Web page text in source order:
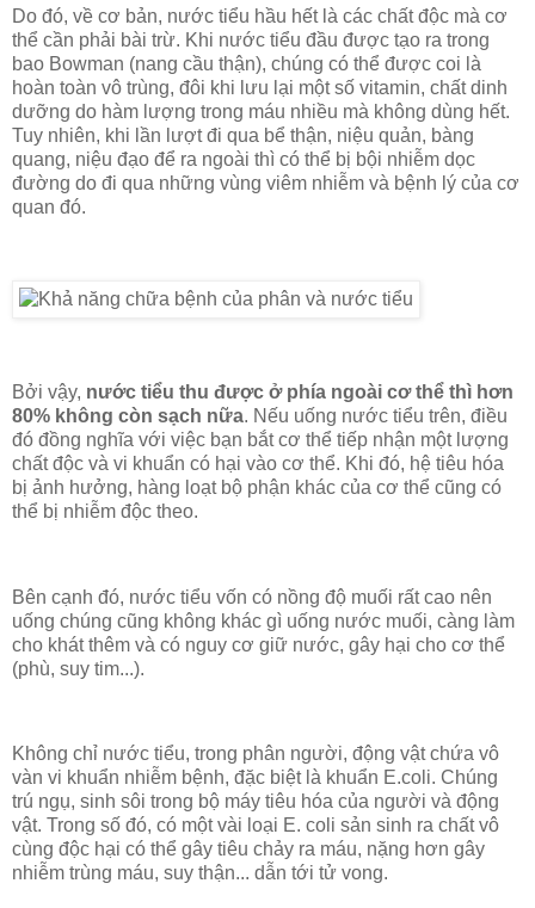
Do đó, về cơ bản, nước tiểu hầu hết là các chất độc mà cơ
thể cần phải bài trừ. Khi nước tiểu đầu được tạo ra trong
bao Bowman (nang cầu thận), chúng có thể được coi là
hoàn toàn vô trùng, đôi khi lưu lại một số vitamin, chất dinh
dưỡng do hàm lượng trong máu nhiều mà không dùng hết.
Tuy nhiên, khi lần lượt đi qua bể thận, niệu quản, bàng
quang, niệu đạo để ra ngoài thì có thể bị bội nhiễm dọc
đường do đi qua những vùng viêm nhiễm và bệnh lý của cơ
quan đó.
Bởi vậy, nước tiểu thu được ở phía ngoài cơ thể thì hơn
80% không còn sạch nữa. Nếu uống nước tiểu trên, điều
đó đồng nghĩa với việc bạn bắt cơ thể tiếp nhận một lượng
chất độc và vi khuẩn có hại vào cơ thể. Khi đó, hệ tiêu hóa
bị ảnh hưởng, hàng loạt bộ phận khác của cơ thể cũng có
thể bị nhiễm độc theo.
Bên cạnh đó, nước tiểu vốn có nồng độ muối rất cao nên
uống chúng cũng không khác gì uống nước muối, càng làm
cho khát thêm và có nguy cơ giữ nước, gây hại cho cơ thể
(phù, suy tim...).
Không chỉ nước tiểu, trong phân người, động vật chứa vô
vàn vi khuẩn nhiễm bệnh, đặc biệt là khuẩn E.coli. Chúng
trú ngụ, sinh sôi trong bộ máy tiêu hóa của người và động
vật. Trong số đó, có một vài loại E. coli sản sinh ra chất vô
cùng độc hại có thể gây tiêu chảy ra máu, nặng hơn gây
nhiễm trùng máu, suy thận... dẫn tới tử vong.